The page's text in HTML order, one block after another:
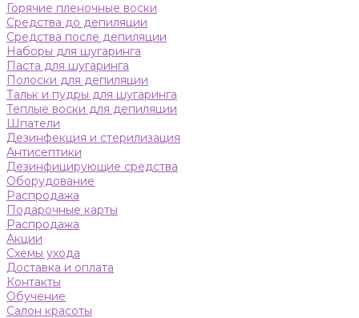
Горячие пленочные воски
Средства до депиляции
Средства после депиляции
Наборы для шугаринга
Паста для шугаринга
Полоски для депиляции
Тальк и пудры для шугаринга
Теплые воски для депиляции
Шпатели
Дезинфекция и стерилизация
Антисептики
Дезинфицирующие средства
Оборудование
Распродажа
Подарочные карты
Распродажа
Акции
Схемы ухода
Доставка и оплата
Контакты
Обучение
Салон красоты